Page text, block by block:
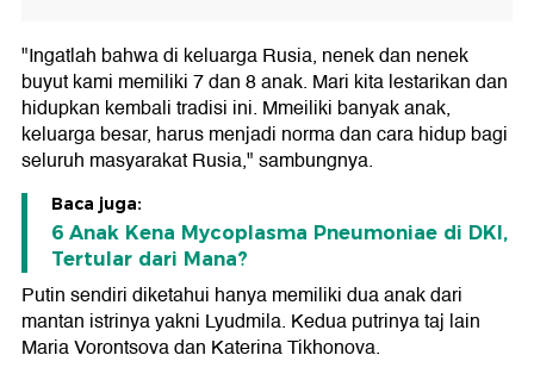
"Ingatlah bahwa di keluarga Rusia, nenek dan nenek
buyut kami memiliki 7 dan 8 anak. Mari kita lestarikan dan
hidupkan kembali tradisi ini. Mmeiliki banyak anak,
keluarga besar, harus menjadi norma dan cara hidup bagi
seluruh masyarakat Rusia," sambungnya.
Baca juga:
6 Anak Kena Mycoplasma Pneumoniae di DKI,
Tertular dari Mana?
Putin sendiri diketahui hanya memiliki dua anak dari
mantan istrinya yakni Lyudmila. Kedua putrinya taj lain
Maria Vorontsova dan Katerina Tikhonova.